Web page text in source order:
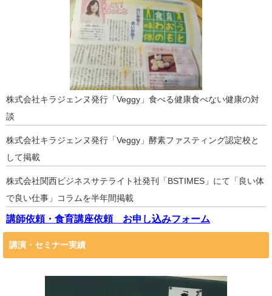
株式会社キラジェンヌ発行「Veggy」食べる健康食べない健康の対
談
株式会社キラジェンヌ発行「Veggy」酵素ファスティング認定校と
して掲載
株式会社関西ビジネスサテライト社発刊「BSTIMES」にて「良い体
で良い仕事」コラムを半年間掲載
講師依頼・食育講座依頼 お申し込みフォーム
講演・セミナー実績